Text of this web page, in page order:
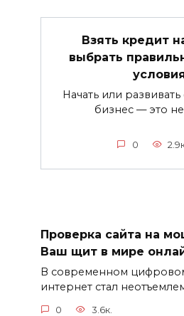
Взять кредит
выбрать
Начать или
бизнес — это
0
Проверка сайта на
Ваш щит в мире
В современном
интернет стал
0 3.6к.